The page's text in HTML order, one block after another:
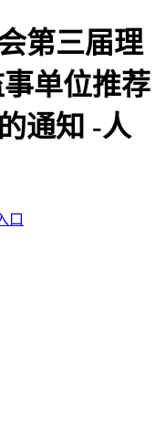
第三届理
单位推荐
通知 -人
口